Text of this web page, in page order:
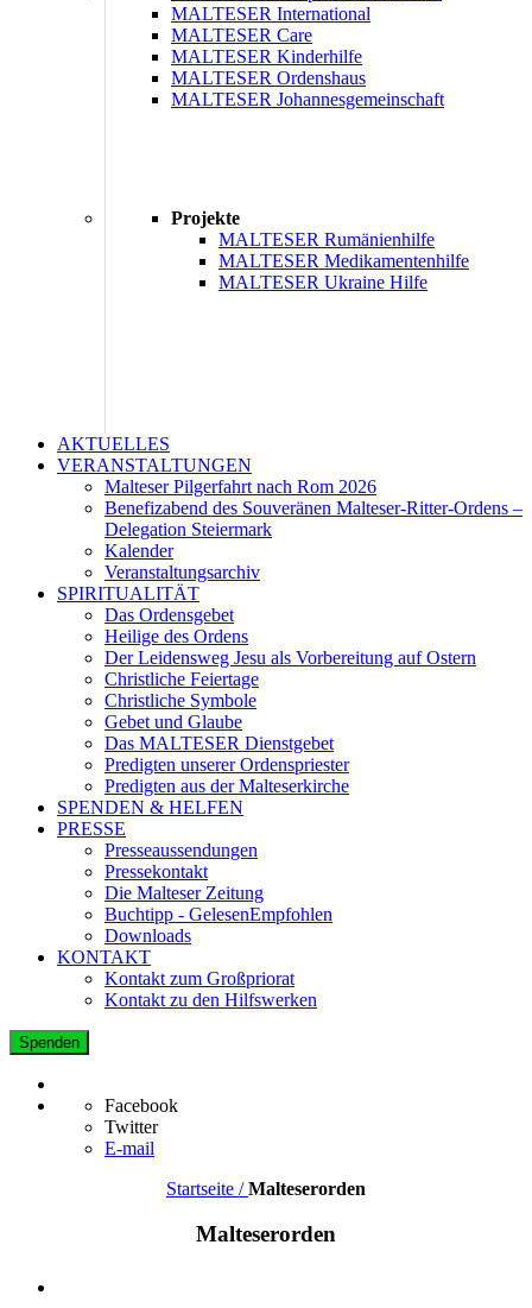
MALTESER International
MALTESER Care
MALTESER Kinderhilfe
MALTESER Ordenshaus
MALTESER Johannesgemeinschaft
Projekte
MALTESER Rumänienhilfe
MALTESER Medikamentenhilfe
MALTESER Ukraine Hilfe
AKTUELLES
VERANSTALTUNGEN
Malteser Pilgerfahrt nach Rom 2026
Benefizabend des Souveränen Malteser-Ritter-Ordens –
Delegation Steiermark
Kalender
Veranstaltungsarchiv
SPIRITUALITÄT
Das Ordensgebet
Heilige des Ordens
Der Leidensweg Jesu als Vorbereitung auf Ostern
Christliche Feiertage
Christliche Symbole
Gebet und Glaube
Das MALTESER Dienstgebet
Predigten unserer Ordenspriester
Predigten aus der Malteserkirche
SPENDEN & HELFEN
PRESSE
Presseaussendungen
Pressekontakt
Die Malteser Zeitung
Buchtipp - GelesenEmpfohlen
Downloads
KONTAKT
Kontakt zum Großpriorat
Kontakt zu den Hilfswerken
Spenden
Facebook
Twitter
E-mail
Startseite / Malteserorden
Malteserorden